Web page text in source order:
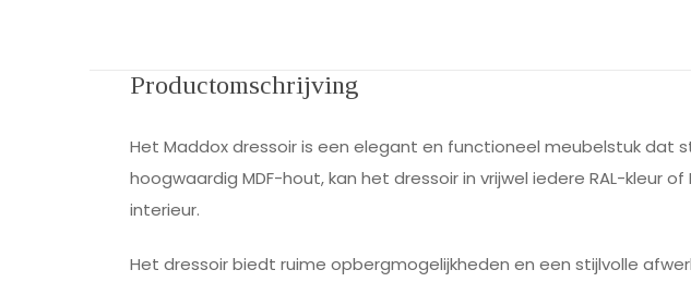
Productomschrijving
Het Maddox dressoir is een elegant en functioneel meubelstuk
hoogwaardig MDF-hout, kan het dressoir in vrijwel iedere RAL-kleur
interieur.
Het dressoir biedt ruime opbergmogelijkheden en een stijlvolle